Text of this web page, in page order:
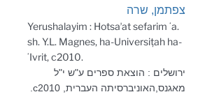
צפתמן, שרה
Yerushalayim : Hotsaʼat sefarim ʻa.
sh. Y.L. Magnes, ha-Universiṭah ha-
ʻIvrit, c2010.
ירושלים : הוצאת ספרים ע"ש י"ל
מאגנס,האוניברסיתה העברית, c2010.